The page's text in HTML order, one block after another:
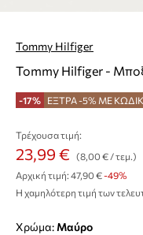
Tommy Hilfiger
Tommy Hilfiger -
-17% ΕΞΤΡΑ -5% ΜΕ
Τρέχουσα τιμή:
23,99 €
(8,00 € / τεμ.)
Αρχική τιμή: 47,90 €-49%
Η χαμηλότερη τιμή των
Χρώμα: μαύρο